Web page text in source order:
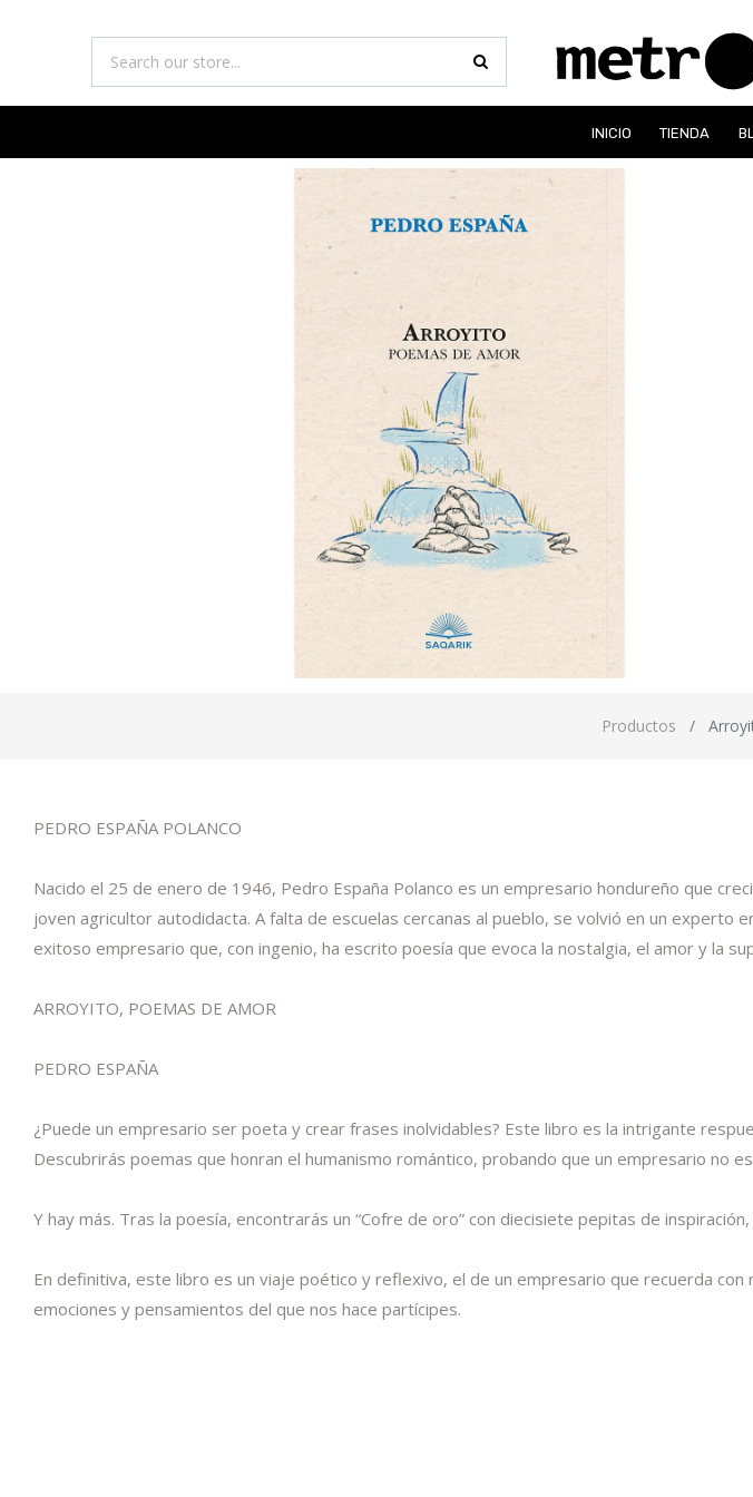
INICIO TIENDA
Productos
PEDRO ESPAÑA POLANCO
Nacido el 25 de enero de 1946, Pedro España Polanco es un empresario hondureño que
joven agricultor autodidacta. A falta de escuelas cercanas al pueblo, se volvió en un experto
exitoso empresario que, con ingenio, ha escrito poesía que evoca la nostalgia, el amor y la
ARROYITO, POEMAS DE AMOR
PEDRO ESPAÑA
¿Puede un empresario ser poeta y crear frases inolvidables? Este libro es la intrigante
Descubrirás poemas que honran el humanismo romántico, probando que un empresario no
Y hay más. Tras la poesía, encontrarás un “Cofre de oro” con diecisiete pepitas de
En definitiva, este libro es un viaje poético y reflexivo, el de un empresario que recuerda
emociones y pensamientos del que nos hace partícipes.